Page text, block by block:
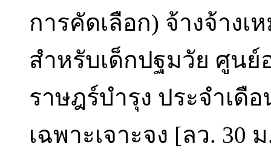
การคัดเลือก) จ้างจ้างเ
สำหรับเด็กปฐมวัย ศูน
ราษฎร์บำรุง ประจำเ
เฉพาะเจาะจง [ลว. 30